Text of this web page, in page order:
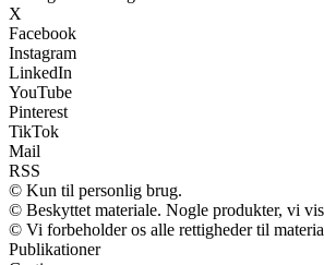
X
Facebook
Instagram
LinkedIn
YouTube
Pinterest
TikTok
Mail
RSS
© Kun til personlig brug.
© Beskyttet materiale. Nogle produkter, vi
© Vi forbeholder os alle rettigheder til
Publikationer